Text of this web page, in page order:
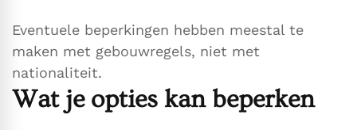
Eventuele beperkingen hebben meestal te
maken met gebouwregels, niet met
nationaliteit.
Wat je opties kan beperken